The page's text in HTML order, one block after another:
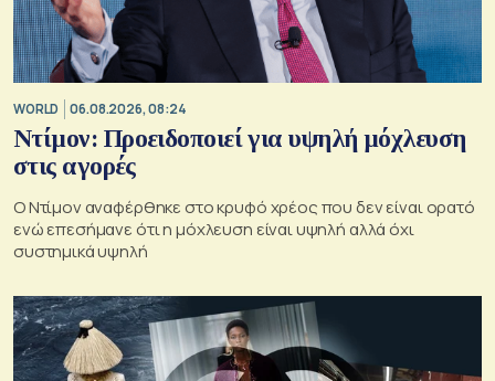
WORLD 06.08.2026, 08:24
Ντίμον: Προειδοποιεί για υψηλή μόχλευση
στις αγορές
Ο Ντίμον αναφέρθηκε στο κρυφό χρέος που δεν είναι ορατό
ενώ επεσήμανε ότι η μόχλευση είναι υψηλή αλλά όχι
συστημικά υψηλή